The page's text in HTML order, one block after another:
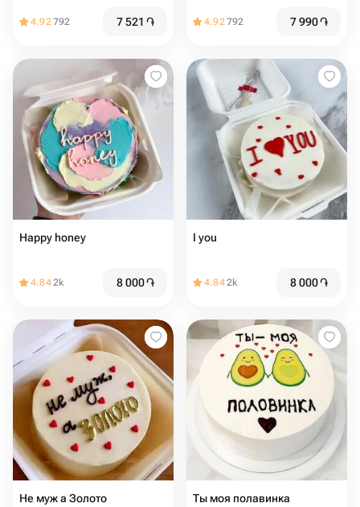
4.92792 7 521 ֏ 4.92792 7 990֏
Happy honey
4.842k 8 000֏
I you
4.842k 8 000֏
Не муж а Золото Ты моя полавинка